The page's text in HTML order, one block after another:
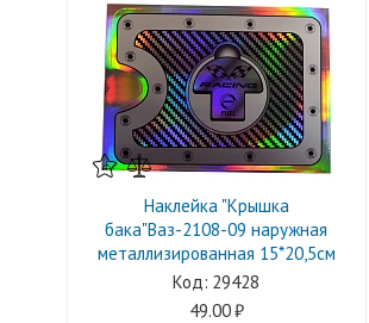
Наклейка "Крышка
бака"Ваз-2108-09 наружная
металлизированная 15*20,5см
29428
49.00